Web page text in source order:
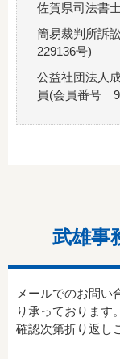
佐賀県司法書
簡易裁判所訴
229136号)
公益社団法人
員(会員番号
武雄事
メールでのお問い
り承っております。
確認次第折り返し